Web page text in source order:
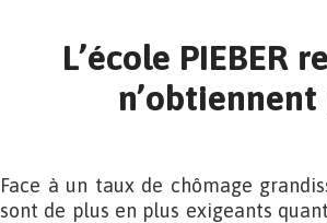
L’école PIEBER
Face à un taux de chômage
sont de plus en plus exigeants